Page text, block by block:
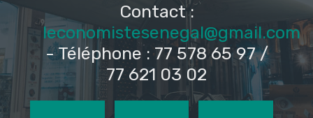
Contact :
leconomistesenegal@gmail.com
- Téléphone : 77 578 65 97 /
77 621 03 02